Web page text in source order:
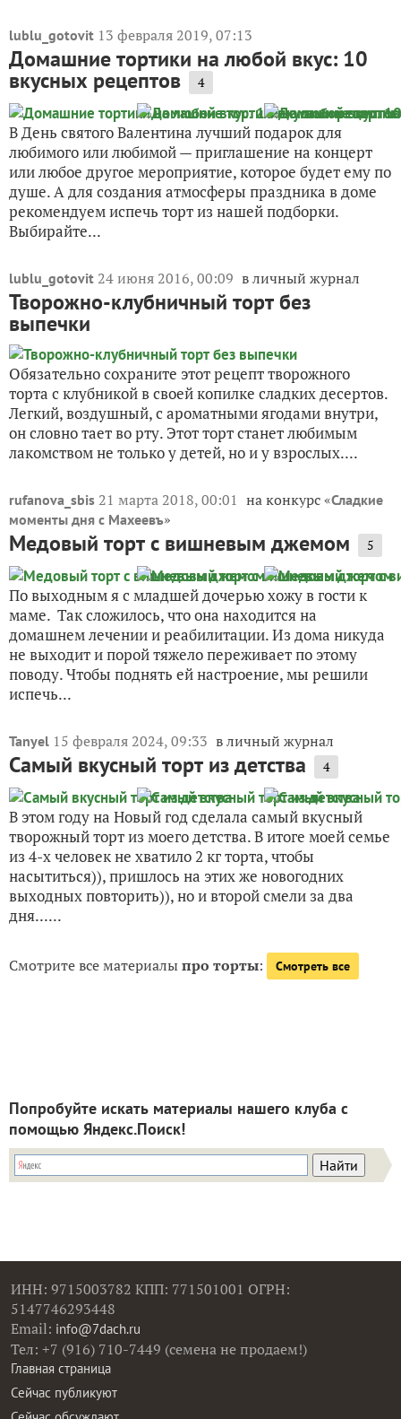
lublu_gotovit 13 февраля 2019, 07:13
Домашние тортики на любой вкус: 10
вкусных рецептов 4
В День святого Валентина лучший подарок для
любимого или любимой — приглашение на концерт
или любое другое мероприятие, которое будет ему по
душе. А для создания атмосферы праздника в доме
рекомендуем испечь торт из нашей подборки.
Выбирайте...
lublu_gotovit 24 июня 2016, 00:09 в личный журнал
Творожно-клубничный торт без
выпечки
Обязательно сохраните этот рецепт творожного
торта с клубникой в своей копилке сладких десертов.
Легкий, воздушный, с ароматными ягодами внутри,
он словно тает во рту. Этот торт станет любимым
лакомством не только у детей, но и у взрослых....
rufanova_sbis 21 марта 2018, 00:01 на конкурс «Сладкие
моменты дня с Махеевъ»
Медовый торт с вишневым джемом 5
По выходным я с младшей дочерью хожу в гости к
маме. Так сложилось, что она находится на
домашнем лечении и реабилитации. Из дома никуда
не выходит и порой тяжело переживает по этому
поводу. Чтобы поднять ей настроение, мы решили
испечь...
Tanyel 15 февраля 2024, 09:33 в личный журнал
Самый вкусный торт из детства 4
В этом году на Новый год сделала самый вкусный
творожный торт из моего детства. В итоге моей семье
из 4-х человек не хватило 2 кг торта, чтобы
насытиться)), пришлось на этих же новогодних
выходных повторить)), но и второй смели за два
дня......
Смотрите все материалыпро торты: Смотреть все
Попробуйте искать материалы нашего клуба с
помощью Яндекс.Поиск!
ИНН: 9715003782 КПП: 771501001 ОГРН:
5147746293448
Email: info@7dach.ru
Тел: +7 (916) 710-7449 (семена не продаем!)
Главная страница
Сейчас публикуют